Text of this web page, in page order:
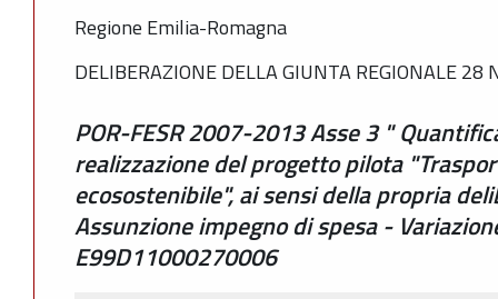
Regione Emilia-Romagna
DELIBERAZIONE DELLA GIUNTA REGIONALE
POR-FESR 2007-2013 Asse 3 "
realizzazione del progetto pilota
ecosostenibile", ai sensi della propria
Assunzione impegno di spesa -
E99D11000270006